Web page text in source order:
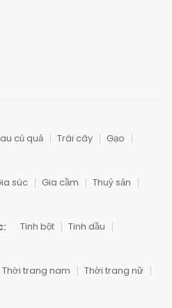
củ quả Trái cây
Gạo
súc Gia cầm
Thuỷ sản
Tinh bột
Tinh dầu
Thời trang nam
Thời trang nữ